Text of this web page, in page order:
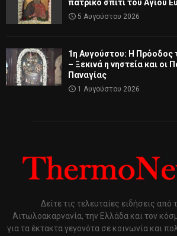
πατρικό σπίτι του Αγίου
5 Αυγούστου 2026
1η Αυγούστου: Η Πρόοδος
– Ξεκινά η νηστεία και οι
Παναγίας
1 Αυγούστου 2026
Δείτε τις τελευταίες ειδήσεις από
Αιτωλοακαρνανία, την Ελλάδα και τον
για τα έκτακτα γεγονότα σε κοινωνία και